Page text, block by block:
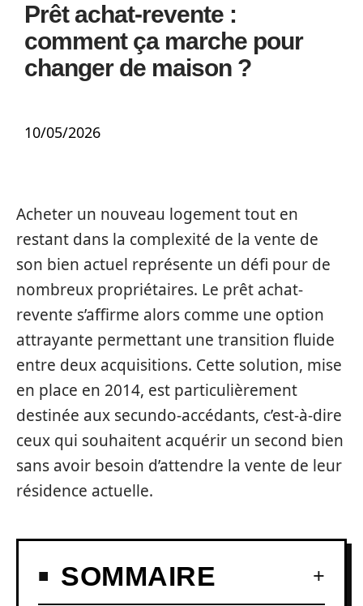
Prêt achat-revente :
comment ça marche pour
changer de maison ?
10/05/2026
Acheter un nouveau logement tout en
restant dans la complexité de la vente de
son bien actuel représente un défi pour de
nombreux propriétaires. Le prêt achat-
revente s’affirme alors comme une option
attrayante permettant une transition fluide
entre deux acquisitions. Cette solution, mise
en place en 2014, est particulièrement
destinée aux secundo-accédants, c’est-à-dire
ceux qui souhaitent acquérir un second bien
sans avoir besoin d’attendre la vente de leur
résidence actuelle.
SOMMAIRE